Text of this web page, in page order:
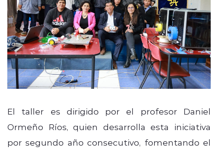
El taller es dirigido por el profesor Daniel
Ormeño Ríos, quien desarrolla esta iniciativa
por segundo año consecutivo, fomentando el